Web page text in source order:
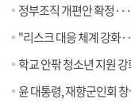
정부조직 개편안 확정
"리스크 대응 체계 강화
학교 안팎 청소년 지원 강화
윤 대통령, 재향군인회